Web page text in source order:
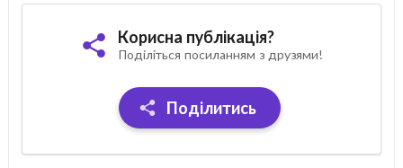
Корисна публікація?
Поділіться посиланням з друзями!
Поділитись